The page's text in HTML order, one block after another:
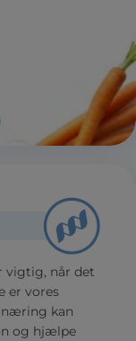
vigtig, når det
er vores
kan
og hjælpe